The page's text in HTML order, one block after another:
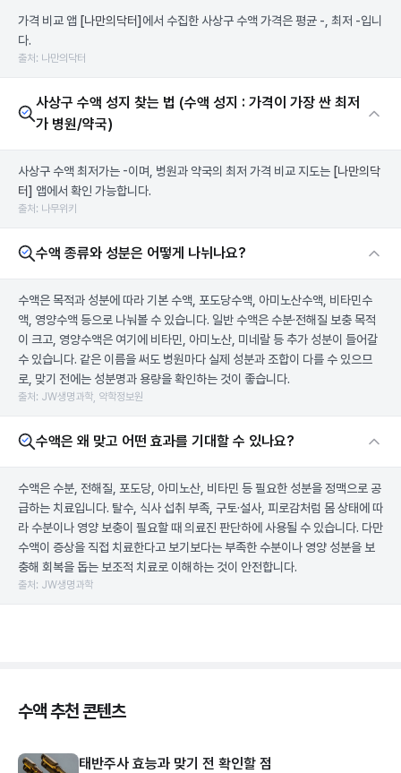
가격 비교 앱 [나만의닥터] 에서 수집한 사상구 수액 가격은 평균 -, 최저 -입니
다.
출처: 나만의닥터
사상구 수액 성지 찾는 법 (수액 성지 : 가격이 가장 싼 최저
가 병원/약국)
사상구 수액 최저가는 -이며, 병원과 약국의 최저 가격 비교 지도는 [나만의닥
터] 앱에서 확인 가능합니다.
출처: 나무위키
수액 종류와 성분은 어떻게 나뉘나요?
수액은 목적과 성분에 따라 기본 수액, 포도당수액, 아미노산수액, 비타민수
액, 영양수액 등으로 나눠볼 수 있습니다. 일반 수액은 수분·전해질 보충 목적
이 크고, 영양수액은 여기에 비타민, 아미노산, 미네랄 등 추가 성분이 들어갈
수 있습니다. 같은 이름을 써도 병원마다 실제 성분과 조합이 다를 수 있으므
로, 맞기 전에는 성분명과 용량을 확인하는 것이 좋습니다.
출처: JW생명과학, 약학정보원
수액은 왜 맞고 어떤 효과를 기대할 수 있나요?
수액은 수분, 전해질, 포도당, 아미노산, 비타민 등 필요한 성분을 정맥으로 공
급하는 치료입니다. 탈수, 식사 섭취 부족, 구토·설사, 피로감처럼 몸 상태에 따
라 수분이나 영양 보충이 필요할 때 의료진 판단하에 사용될 수 있습니다. 다만
수액이 증상을 직접 치료한다고 보기보다는 부족한 수분이나 영양 성분을 보
충해 회복을 돕는 보조적 치료로 이해하는 것이 안전합니다.
출처: JW생명과학
수액 추천 콘텐츠
태반주사 효능과 맞기 전 확인할 점